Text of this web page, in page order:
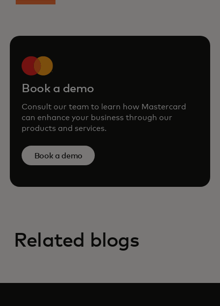
Book a demo
Consult our team to learn how Mastercard
can enhance your business through our
products and services.
Book a demo
Related blogs